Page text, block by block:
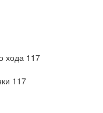
хода 117
117